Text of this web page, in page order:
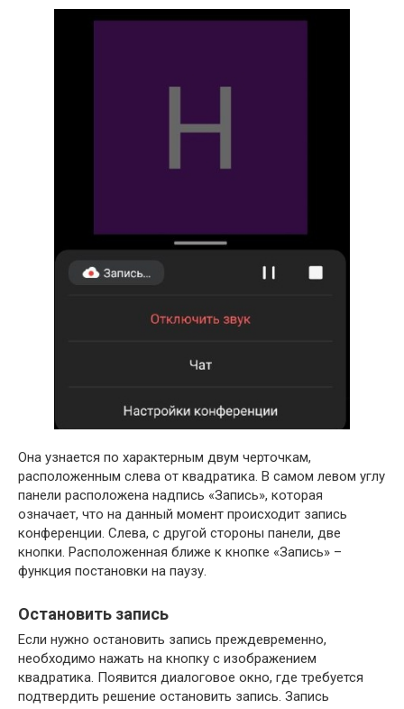
Она узнается по характерным двум черточкам,
расположенным слева от квадратика. В самом левом углу
панели расположена надпись «Запись», которая
означает, что на данный момент происходит запись
конференции. Слева, с другой стороны панели, две
кнопки. Расположенная ближе к кнопке «Запись» –
функция постановки на паузу.
Остановить запись
Если нужно остановить запись преждевременно,
необходимо нажать на кнопку с изображением
квадратика. Появится диалоговое окно, где требуется
подтвердить решение остановить запись. Запись